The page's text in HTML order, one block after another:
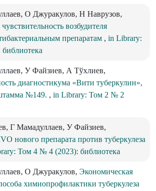
О Джуракулов, Н Наврузов,
возбудителя
препаратам , in Library:
У Файзиев, А Тўхлиев,
диагностикума «Вити туберкулин»,
№149. , in Library: Том 2 № 2
Г Мамадуллаев, У Файзиев,
нового препарата против туберкулеза
Том 4 № 4 (2023): библиотека
О Джуракулов, Экономическая
химиопрофилактики туберкулеза